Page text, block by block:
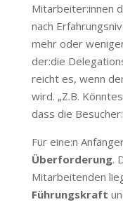
Mitarbeiter:innen
nach
mehr oder
der:die
reicht es, wenn
wird. „Z.B.
dass die
Für eine:n
Überforderung.
Mitarbeitenden
Führungskraft